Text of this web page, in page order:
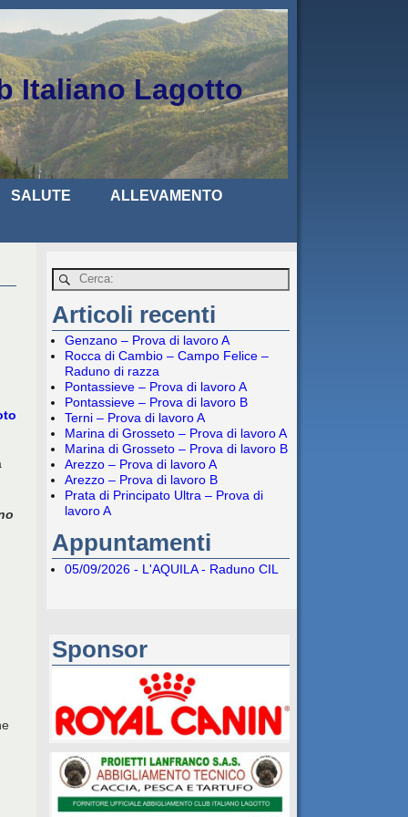
Italiano Lagotto
SALUTE ALLEVAMENTO
Articoli recenti
Genzano – Prova di lavoro A
Rocca di Cambio – Campo Felice –
Raduno di razza
Pontassieve – Prova di lavoro A
Pontassieve – Prova di lavoro B
Terni – Prova di lavoro A
Marina di Grosseto – Prova di lavoro A
Marina di Grosseto – Prova di lavoro B
Arezzo – Prova di lavoro A
Arezzo – Prova di lavoro B
Prata di Principato Ultra – Prova di
lavoro A
Appuntamenti
05/09/2026 - L'AQUILA - Raduno CIL
Sponsor